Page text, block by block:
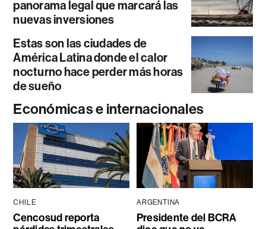
panorama legal que marcará las
nuevas inversiones
Estas son las ciudades de
América Latina donde el calor
nocturno hace perder más horas
de sueño
Económicas e internacionales
CHILE
Cencosud reporta
ARGENTINA
Presidente del BCRA